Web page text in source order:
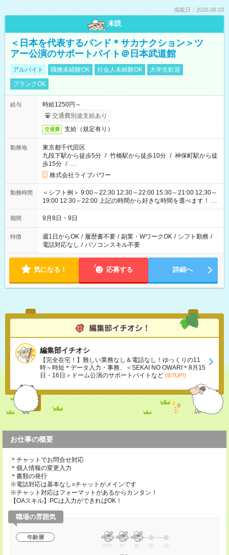
掲載日：2026.08.03
未読
＜日本を代表するバンド＊サカナクション＞ツ
アー公演のサポートバイト＠日本武道館
アルバイト 職種未経験OK 社会人未経験OK
大学生歓迎
ブランクOK
給与
時給1250円～
交通費別途支給あり
交通費 支給（規定有り）
勤務地
東京都千代田区
九段下駅から徒歩5分 / 竹橋駅から徒歩10分 / 神保町駅から徒
歩15分 / …
株式会社ライブパワー
勤務時間
＜シフト例＞ 9:00～22:30 12:30～22:00 15:30～21:00 12:30～
19:00 12:30～22:00 上記の時間から好きな時間を選べます！ ※
時間は変更となる可能性があります
期間 9月8日・9日
特徴 週1日からOK / 履歴書不要 / 副業・WワークOK / シフト勤務 /
電話対応なし / パソコンスキル不要
気になる！ 応募する 詳細へ
編集部イチオシ
【完全在宅！】難しい業務なし＆電話なし！ゆっくりの11
時～時短＊データ入力・事務、＜SEKAI NO OWARI＊8月15
日・16日＞ドーム公演のサポートバイトなど (8/7UP!)
お仕事の概要
＊チャットでお問合せ対応
＊個人情報の変更入力
＊書類の発行
※電話対応は基本なし○チャットがメインです
※チャット対応はフォーマットがあるからカンタン！
【OAスキル】PCは入力ができればOK！
職場の雰囲気
年齢層
20代 30 40 50 60